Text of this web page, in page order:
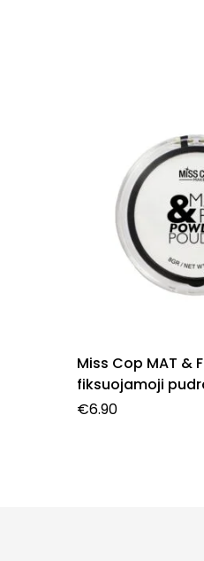
Miss Cop MAT &
fiksuojamoji
€6.90